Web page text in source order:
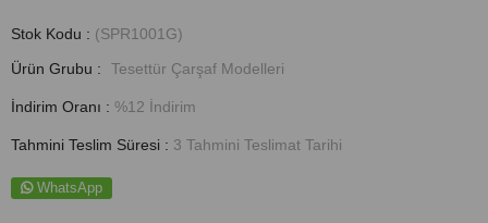
Stok Kodu
(SPR1001G)
Ürün Grubu :
Tesettür Çarşaf Modelleri
İndirim Oranı : %12 İndirim
Tahmini Teslim Süresi : 3 Tahmini Teslimat Tarihi
WhatsApp